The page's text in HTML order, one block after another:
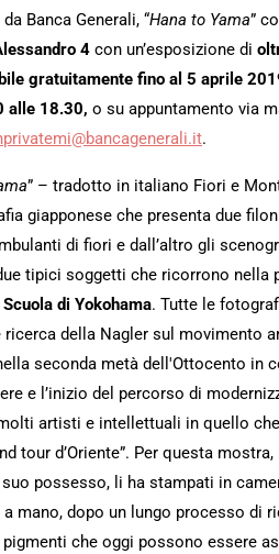
Banca Generali, “Hana to Yama”
4 con un’esposizione di
gratuitamente fino al 5 aprile
alle 18.30, o su appuntamento via
.
” – tradotto in italiano Fiori e
giapponese che presenta due
di fiori e dall’altro gli
tipici soggetti che ricorrono nella
Scuola di Yokohama. Tutte le
ricerca della Nagler sul movimento
seconda metà dell'Ottocento in
e l’inizio del percorso di
artisti e intellettuali in quello
tour d’Oriente”. Per questa
possesso, li ha stampati in
mano, dopo un lungo processo di
che oggi possono essere